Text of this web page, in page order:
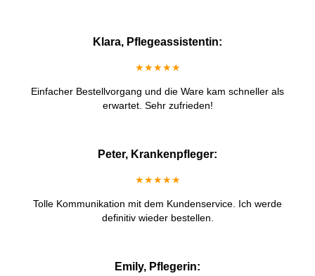
Klara, Pflegeassistentin:
★★★★★
Einfacher Bestellvorgang und die Ware kam schneller als
erwartet. Sehr zufrieden!
Peter, Krankenpfleger:
★★★★★
Tolle Kommunikation mit dem Kundenservice. Ich werde
definitiv wieder bestellen.
Emily, Pflegerin: